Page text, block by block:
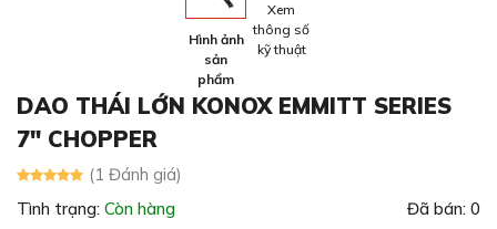
Hình ảnh
sản
phẩm
Xem
thông số
kỹ thuật
DAO THÁI LỚN KONOX EMMITT SERIES
7″ CHOPPER
(1 Đánh giá)
Tình trạng: Còn hàng Đã bán: 0